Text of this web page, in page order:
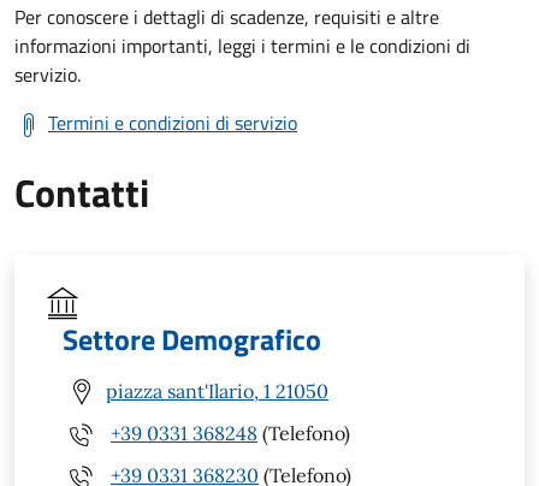
Per conoscere i dettagli di scadenze, requisiti e altre
informazioni importanti, leggi i termini e le condizioni di
servizio.
Termini e condizioni di servizio
Contatti
Settore Demografico
piazza sant'Ilario, 1 21050
+39 0331 368248 (Telefono)
+39 0331 368230 (Telefono)